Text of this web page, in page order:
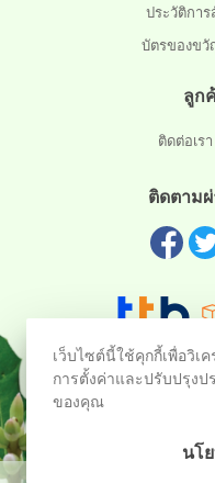
ประวัติการ
บัตรของข
ลูก
ติดต่อเรา
ติดตาม
เว็บไซต์นี้ใช้คุกกี้เพื่อวิเ
การตั้งค่าและปรับปรุง
ของคุณ
นโ